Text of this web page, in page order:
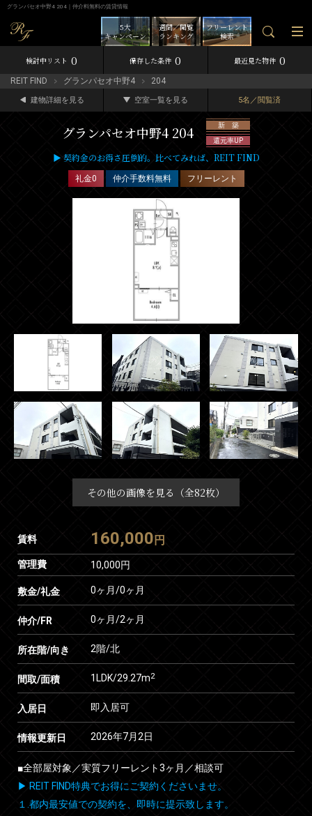
グランパセオ中野4 204｜仲介料無料の賃貸情報
フリーレント
検索
週間／閲覧
ランキング
5大
キャンペーン
検討中リスト 0 保存した条件 0 最近見た物件 0
REIT FIND グランパセオ中野4 204
建物詳細を見る 空室一覧を見る 5名／閲覧済
グランパセオ中野4 204
新 築
還元率UP
▶ 契約金のお得さ圧倒的。比べてみれば、REIT FIND
礼金0 仲介手数料無料 フリーレント
その他の画像を見る（全82枚）
賃料 160,000 円
管理費 10,000円
敷金/礼金 0ヶ月/0ヶ月
仲介/FR 0ヶ月/2ヶ月
所在階/向き 2階/北
間取/面積 1LDK/29.27m2
入居日 即入居可
情報更新日 2026年7月2日
■全部屋対象／実質フリーレント3ヶ月／相談可
▶ REIT FIND特典でお得にご契約くださいませ。
１.都内最安値での契約を、即時に提示致します。